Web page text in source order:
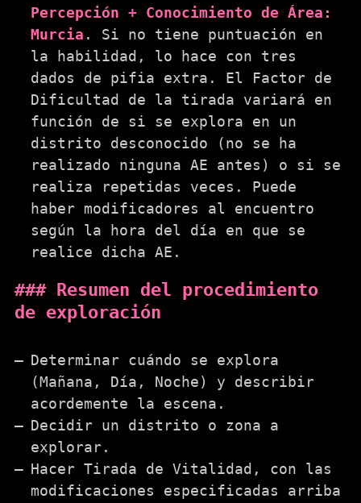
Percepción + Conocimiento de Área:
Murcia . Si no tiene puntuación en
la habilidad, lo hace con tres
dados de pifia extra. El Factor de
Dificultad de la tirada variará en
función de si se explora en un
distrito desconocido (no se ha
realizado ninguna AE antes) o si se
realiza repetidas veces. Puede
haber modificadores al encuentro
según la hora del día en que se
realice dicha AE.
Resumen del procedimiento
de exploración
Determinar cuándo se explora
(Mañana, Día, Noche) y describir
acordemente la escena.
Decidir un distrito o zona a
explorar.
Hacer Tirada de Vitalidad, con las
modificaciones especificadas arriba